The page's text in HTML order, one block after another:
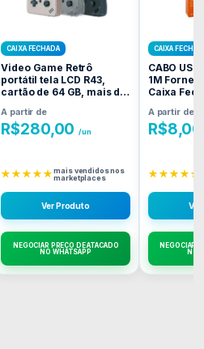
CAIXA FECHADA
Video Game Retrô
portátil tela LCD R43,
cartão de 64 GB, mais de
Caixa Fechada
A partir de
R$280,00 /un
★★★★★mais vendidos nos
marketplaces
Ver Produto
NEGOCIAR PREÇO DE ATACADO
NO WHATSAPP
CAIXA
CABO USB
1M
Caixa
A partir de
R$8,00
★★★★★
NEGOCIAR
NO